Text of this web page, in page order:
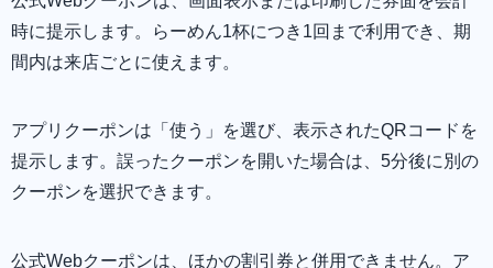
時に提示します。らーめん1杯につき1回まで利用でき、期
間内は来店ごとに使えます。
アプリクーポンは「使う」を選び、表示されたQRコードを
提示します。誤ったクーポンを開いた場合は、5分後に別の
クーポンを選択できます。
公式Webクーポンは、ほかの割引券と併用できません。ア